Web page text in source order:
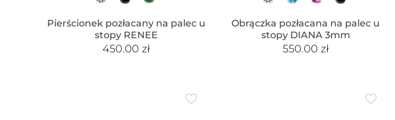
Pierścionek pozłacany na palec u
stopy RENEE
450.00 zł
Obrączka pozłacana na palec u
stopy DIANA 3mm
550.00 zł